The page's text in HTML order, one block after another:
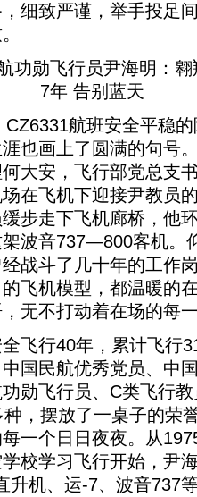
细致严谨，举手投足
航班安全平稳的
也画上了圆满的句号
大安，飞行部党总支
在飞机下迎接尹教员
步走下飞机廊桥，他
波音737—800客机。
战斗了几十年的工作
飞机模型，都温暖的
无不打动着在场的每
行40年，累计飞行
国民航优秀党员、中
勋飞行员、C类飞行
，摆放了一桌子的荣
一个日日夜夜。从
校学习飞行开始，尹
升机、运-7、波音737